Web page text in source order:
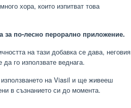
хора, които изпитват това
по-лесно перорално приложение.
на тази добавка се дава, неговия
го използвате веднага.
на Viasil и ще живееш
в съзнанието си до момента.